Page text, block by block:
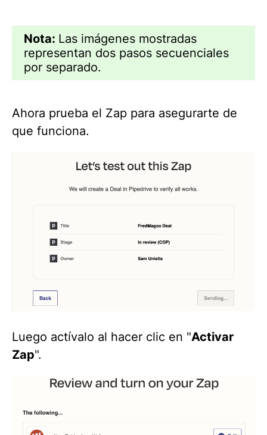
Nota: Las imágenes mostradas
representan dos pasos secuenciales
por separado.
Ahora prueba el Zap para asegurarte de
que funciona.
Luego actívalo al hacer clic en "Activar
Zap".